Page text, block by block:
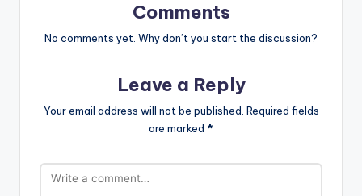
Comments
No comments yet. Why don’t you start the discussion?
Leave a Reply
Your email address will not be published. Required fields
are marked *